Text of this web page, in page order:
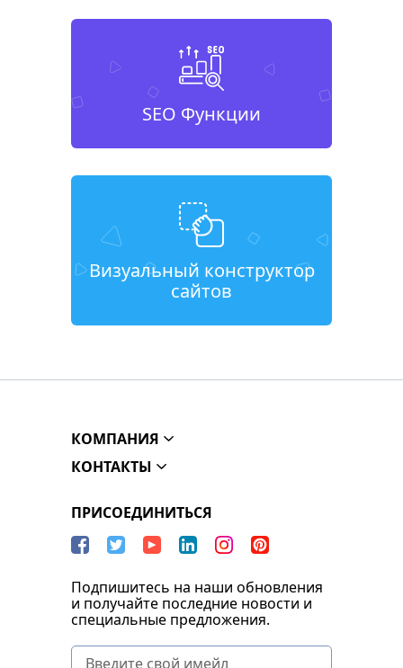
SEO Функции
Визуальный конструктор
сайтов
КОМПАНИЯ
КОНТАКТЫ
ПРИСОЕДИНИТЬСЯ
Подпишитесь на наши обновления
и получайте последние новости и
специальные предложения.